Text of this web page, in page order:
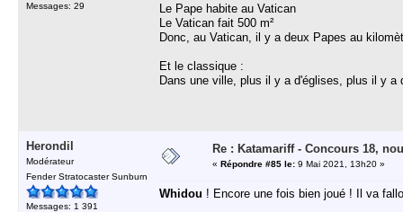
Messages: 29
Le Pape habite au Vatican
Le Vatican fait 500 m²
Donc, au Vatican, il y a deux Papes au
Et le classique :
Dans une ville, plus il y a d'églises, plus il y a
Herondil
Modérateur
Fender Stratocaster Sunburn
Messages: 1 391
Re : Katamariff - Concours 18,
« Répondre #85 le: 9 Mai 2021, 13h20 »
Whidou ! Encore une fois bien joué ! Il va